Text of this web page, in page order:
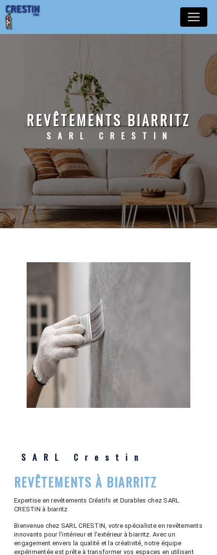
REVÊTEMENTS BIARRITZ
SARL CRESTIN
SARL Crestin
REVÊTEMENTS À BIARRITZ
Expertise en revêtements Créatifs et Durables chez SARL
CRESTIN à biarritz
Bienvenue chez SARL CRESTIN, votre spécialiste en revêtements
innovants pour l'intérieur et l'extérieur à biarritz. Avec un
engagement envers la qualité et la créativité, notre équipe
expérimentée est prête à transformer vos espaces en utilisant
Panneau de gestion des cookies